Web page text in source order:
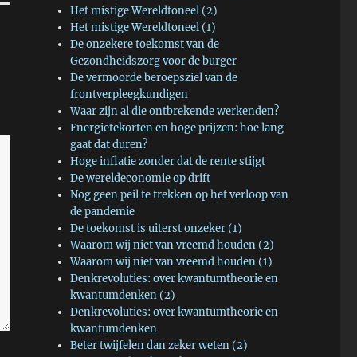
Het mistige Wereldtoneel (2)
Het mistige Wereldtoneel (1)
De onzekere toekomst van de
Gezondheidszorg voor de burger
De vermoorde beroepsziel van de
frontverpleegkundigen
Waar zijn al die ontbrekende werkenden?
Energietekorten en hoge prijzen: hoe lang
gaat dat duren?
Hoge inflatie zonder dat de rente stijgt
De wereldeconomie op drift
Nog geen peil te trekken op het verloop van
de pandemie
De toekomst is uiterst onzeker (1)
Waarom wij niet van vreemd houden (2)
Waarom wij niet van vreemd houden (1)
Denkrevoluties: over kwantumtheorie en
kwantumdenken (2)
Denkrevoluties: over kwantumtheorie en
kwantumdenken
Beter twijfelen dan zeker weten (2)